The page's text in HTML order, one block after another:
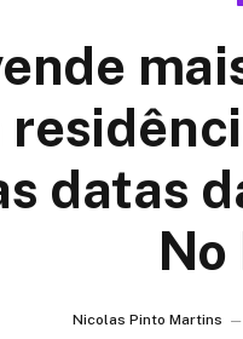
datas
Nicolas Pinto Martins